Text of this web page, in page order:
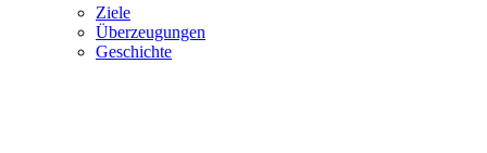
Ziele
Überzeugungen
Geschichte